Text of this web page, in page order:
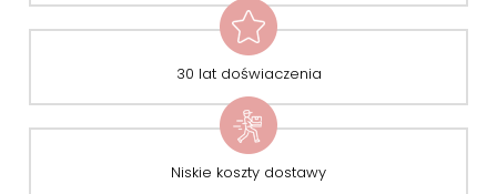
30 lat doświaczenia
Niskie koszty dostawy